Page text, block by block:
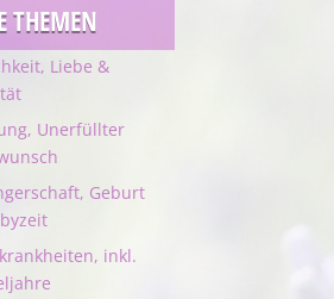
THEMEN
Liebe &
Unerfüllter
Geburt
inkl.